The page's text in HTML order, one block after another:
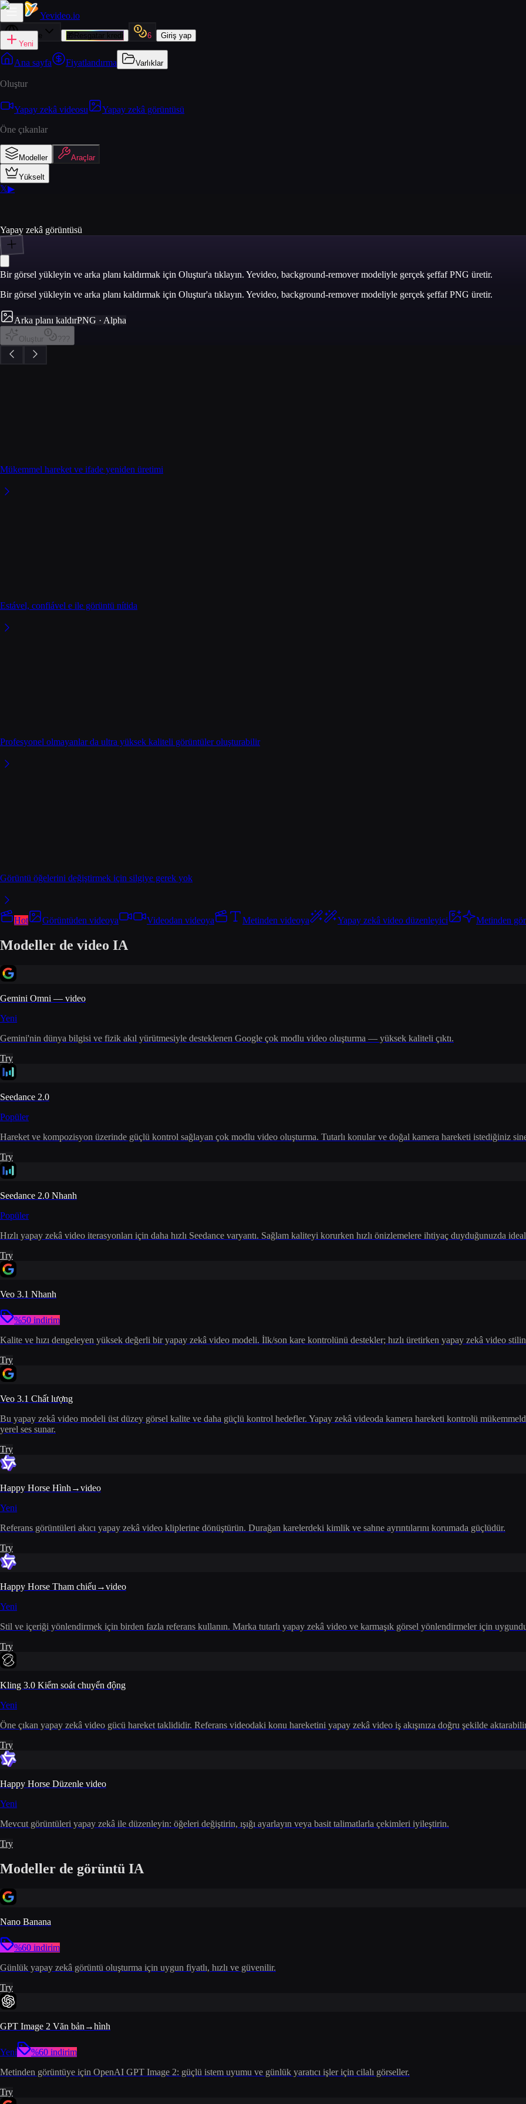
Yevideo.io
Türkçe 🎁Resgatar kredi 6
Giriş yap
Yeni
Ana sayfa Fiyatlandırma Varlıklar
Oluştur
Yapay zekâ videosu
Yapay zekâ görüntüsü
Öne çıkanlar
Modeller Araçlar
Yükselt
𝕏▶
Yapay zekâ görüntüsü
Bir görsel yükleyin ve arka planı kaldırmak için Oluştur'a tıklayın. Yevideo, background-remover modeliyle gerçek şeffaf PNG üretir.
Bir görsel yükleyin ve arka planı kaldırmak için Oluştur'a tıklayın. Yevideo, background-remover modeliyle gerçek şeffaf PNG üretir.
Arka planı kaldırPNG · Alpha
Oluştur ???
Mükemmel hareket ve ifade yeniden üretimi
Estável, confiável e ile görüntü nítida
Profesyonel olmayanlar da ultra yüksek kaliteli görüntüler oluşturabilir
Görüntü öğelerini değiştirmek için silgiye gerek yok
Hot Görüntüden videoya Videodan videoya Metinden videoya Yapay zekâ video düzenleyici Metinden
Modeller de video IA
Gemini Omni — video
Yeni
Gemini'nin dünya bilgisi ve fizik akıl yürütmesiyle desteklenen Google çok modlu video oluşturma — yüksek kaliteli çıktı.
Try
Seedance 2.0
Popüler
Hareket ve kompozisyon üzerinde güçlü kontrol sağlayan çok modlu video oluşturma. Tutarlı konular ve doğal kamera hareketi istediğiniz
Try
Seedance 2.0 Nhanh
Popüler
Hızlı yapay zekâ video iterasyonları için daha hızlı Seedance varyantı. Sağlam kaliteyi korurken hızlı önizlemelere ihtiyaç duyduğunuzda
Try
Veo 3.1 Nhanh
%50 indirim
Kalite ve hızı dengeleyen yüksek değerli bir yapay zekâ video modeli. İlk/son kare kontrolünü destekler; hızlı üretirken yapay zekâ video
Try
Veo 3.1 Chất lượng
Bu yapay zekâ video modeli üst düzey görsel kalite ve daha güçlü kontrol hedefler. Yapay zekâ videoda kamera hareketi kontrolü
yerel ses sunar.
Try
Happy Horse Hình→video
Yeni
Referans görüntüleri akıcı yapay zekâ video kliplerine dönüştürün. Durağan karelerdeki kimlik ve sahne ayrıntılarını korumada güçlüdür.
Try
Happy Horse Tham chiếu→video
Yeni
Stil ve içeriği yönlendirmek için birden fazla referans kullanın. Marka tutarlı yapay zekâ video ve karmaşık görsel yönlendirmeler için
Try
Kling 3.0 Kiểm soát chuyển động
Yeni
Öne çıkan yapay zekâ video gücü hareket taklididir. Referans videodaki konu hareketini yapay zekâ video iş akışınıza doğru şekilde
Try
Happy Horse Düzenle video
Yeni
Mevcut görüntüleri yapay zekâ ile düzenleyin: öğeleri değiştirin, ışığı ayarlayın veya basit talimatlarla çekimleri iyileştirin.
Try
Modeller de görüntü IA
Nano Banana
%60 indirim
Günlük yapay zekâ görüntü oluşturma için uygun fiyatlı, hızlı ve güvenilir.
Try
GPT Image 2 Văn bản→hình
Yeni
%60 indirim
Metinden görüntüye için OpenAI GPT Image 2: güçlü istem uyumu ve günlük yaratıcı işler için cilalı görseller.
Try